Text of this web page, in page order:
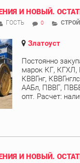
И НОВЫЙ.
ГОСТЬ 0
Златоуст
Постоянно
марок КГ, КГХЛ,
КВВГнг,
ААБл, ПВВГ,
опт. Расчет:
И НОВЫЙ.